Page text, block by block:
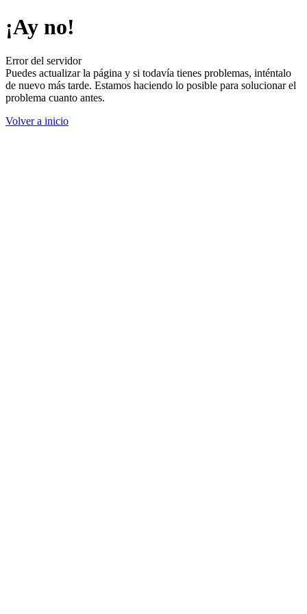
¡Ay no!
Error del servidor
Puedes actualizar la página y si todavía tienes problemas, inténtalo
de nuevo más tarde. Estamos haciendo lo posible para solucionar el
problema cuanto antes.
Volver a inicio